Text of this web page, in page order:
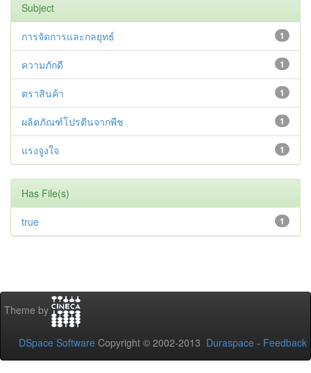
Subject
1
การจัดการและกลยุทธ์
1
ความภักดี
1
ตราสินค้า
1
ผลิตภัณฑ์โปรตีนจากพืช
1
แรงจูงใจ
Has File(s)
1
true
Theme by
DSpace Software Copyright © 2002-2013 Duraspace - Feedback